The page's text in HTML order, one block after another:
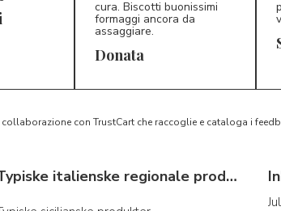
D*
cura. Biscotti buonissimi
formaggi ancora da
assaggiare.
Donata S*
collaborazione con TrustCart che raccoglie e cataloga i
Typiske italienske regionale produkter